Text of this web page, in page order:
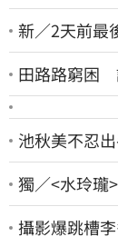
新／2天前
田路路窮困
池秋美不忍
獨／<水玲
攝影爆跳槽